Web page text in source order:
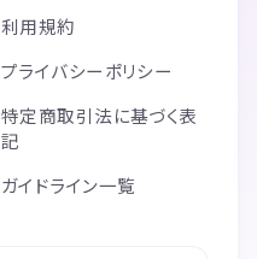
利用規約
プライバシーポリシー
特定商取引法に基づく表
記
ガイドライン一覧